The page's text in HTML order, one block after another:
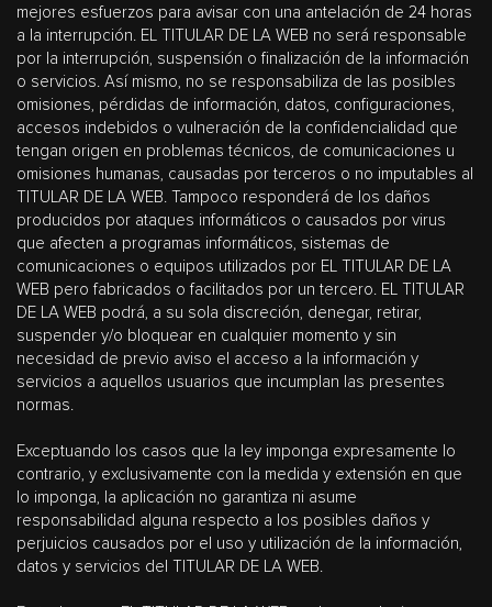
mejores esfuerzos para avisar con una antelación de 24 horas
a la interrupción. EL TITULAR DE LA WEB no será responsable
por la interrupción, suspensión o finalización de la información
o servicios. Así mismo, no se responsabiliza de las posibles
omisiones, pérdidas de información, datos, configuraciones,
accesos indebidos o vulneración de la confidencialidad que
tengan origen en problemas técnicos, de comunicaciones u
omisiones humanas, causadas por terceros o no imputables al
TITULAR DE LA WEB. Tampoco responderá de los daños
producidos por ataques informáticos o causados por virus
que afecten a programas informáticos, sistemas de
comunicaciones o equipos utilizados por EL TITULAR DE LA
WEB pero fabricados o facilitados por un tercero. EL TITULAR
DE LA WEB podrá, a su sola discreción, denegar, retirar,
suspender y/o bloquear en cualquier momento y sin
necesidad de previo aviso el acceso a la información y
servicios a aquellos usuarios que incumplan las presentes
normas.
Exceptuando los casos que la ley imponga expresamente lo
contrario, y exclusivamente con la medida y extensión en que
lo imponga, la aplicación no garantiza ni asume
responsabilidad alguna respecto a los posibles daños y
perjuicios causados por el uso y utilización de la información,
datos y servicios del TITULAR DE LA WEB.